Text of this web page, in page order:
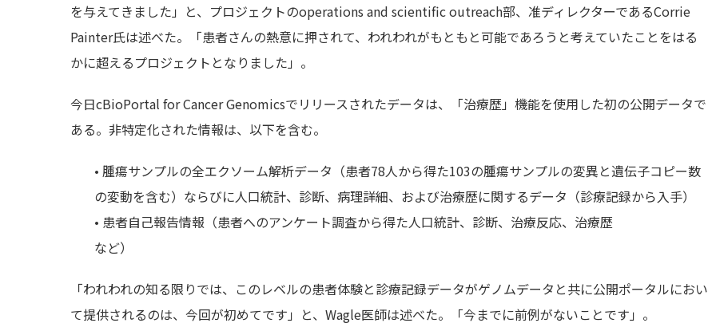
を与えてきました」と、プロジェクトのoperations and scientific outreach部、准ディレクターであるCorrie
Painter氏は述べた。「患者さんの熱意に押されて、われわれがもともと可能であろうと考えていたことをはる
かに超えるプロジェクトとなりました」。
今日cBioPortal for Cancer Genomicsでリリースされたデータは、「治療歴」機能を使用した初の公開データで
ある。非特定化された情報は、以下を含む。
• 腫瘍サンプルの全エクソーム解析データ（患者78人から得た103の腫瘍サンプルの変異と遺伝子コピー数
の変動を含む）ならびに人口統計、診断、病理詳細、および治療歴に関するデータ（診療記録から入手）
• 患者自己報告情報（患者へのアンケート調査から得た人口統計、診断、治療反応、治療歴
など）
「われわれの知る限りでは、このレベルの患者体験と診療記録データがゲノムデータと共に公開ポータルにおい
て提供されるのは、今回が初めてです」と、Wagle医師は述べた。「今までに前例がないことです」。